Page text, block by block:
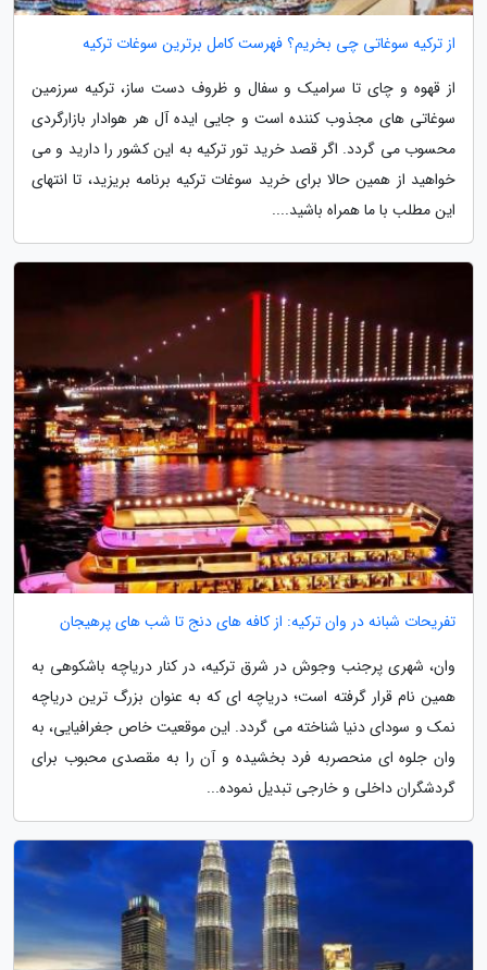
از ترکیه سوغاتی چی بخریم؟ فهرست کامل برترین سوغات ترکیه
از قهوه و چای تا سرامیک و سفال و ظروف دست ساز، ترکیه سرزمین
سوغاتی های مجذوب کننده است و جایی ایده آل هر هوادار بازارگردی
محسوب می گردد. اگر قصد خرید تور ترکیه به این کشور را دارید و می
خواهید از همین حالا برای خرید سوغات ترکیه برنامه بریزید، تا انتهای
این مطلب با ما همراه باشید....
تفریحات شبانه در وان ترکیه: از کافه های دنج تا شب های پرهیجان
وان، شهری پرجنب وجوش در شرق ترکیه، در کنار دریاچه باشکوهی به
همین نام قرار گرفته است؛ دریاچه ای که به عنوان بزرگ ترین دریاچه
نمک و سودای دنیا شناخته می گردد. این موقعیت خاص جغرافیایی، به
وان جلوه ای منحصربه فرد بخشیده و آن را به مقصدی محبوب برای
گردشگران داخلی و خارجی تبدیل نموده...